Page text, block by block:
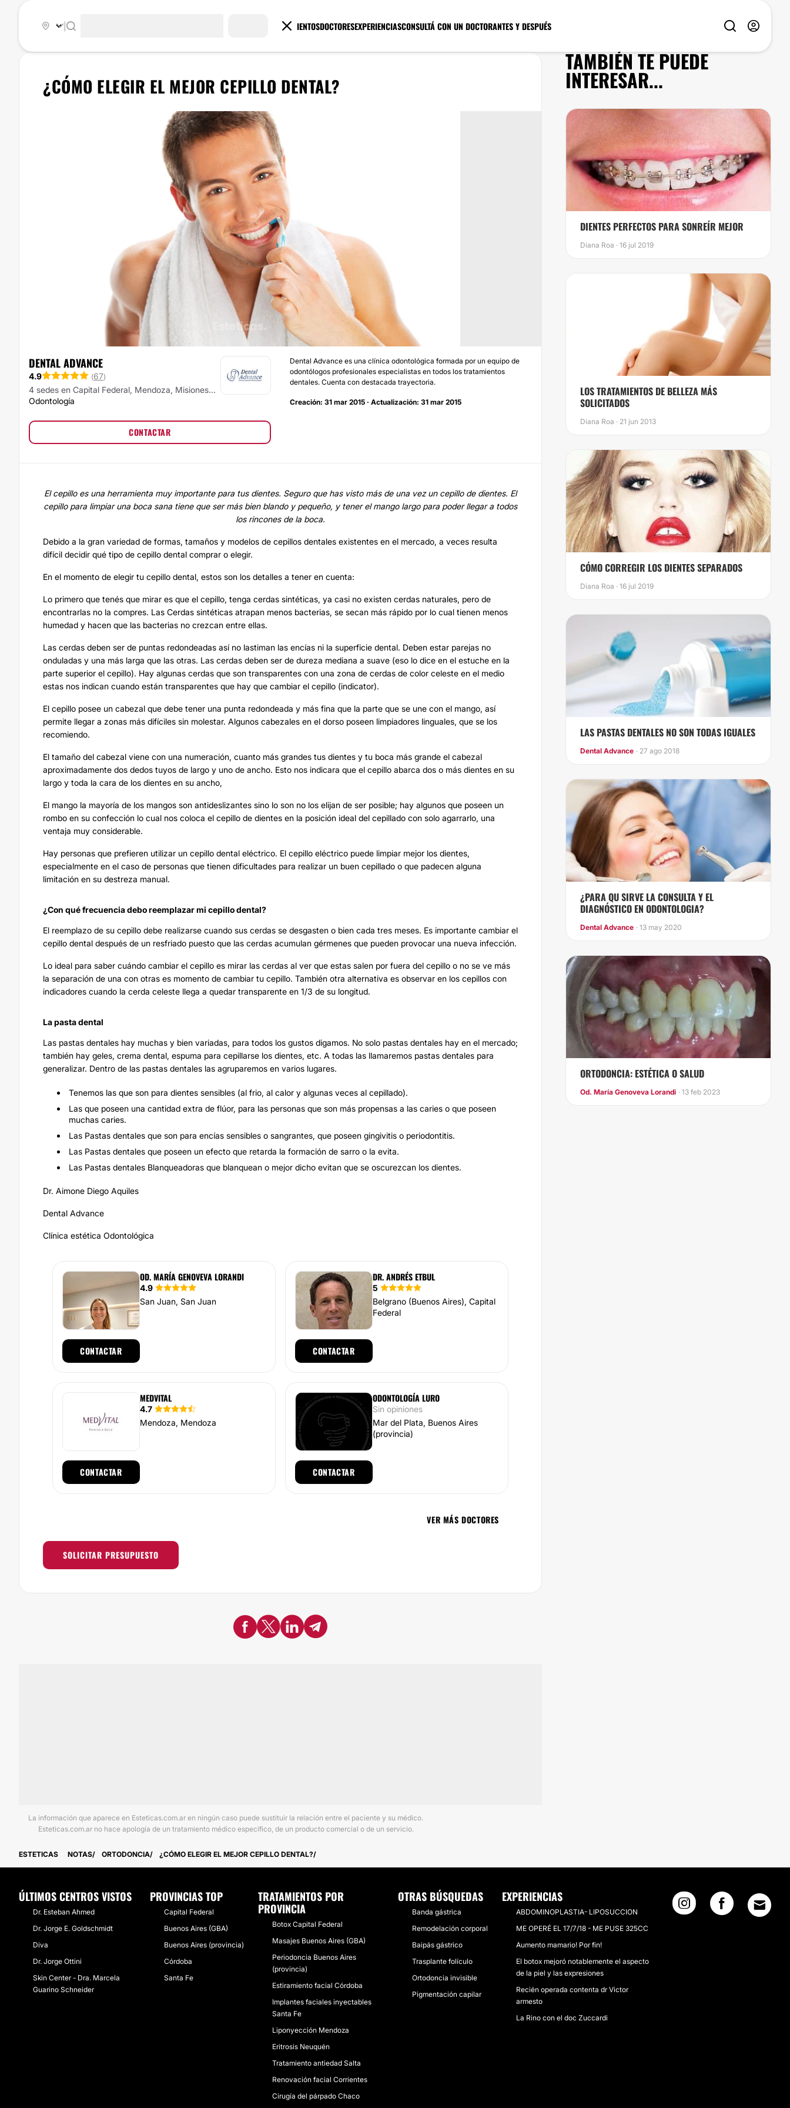
TRATAMIENTOSDOCTORESEXPERIENCIASCONSULTÁ CON UN DOCTORANTES Y DESPUÉS
¿CÓMO ELEGIR EL MEJOR CEPILLO DENTAL?
DENTAL ADVANCE
4.9 (67)
4 sedes en Capital Federal, Mendoza, Misiones...
Odontología
CONTACTAR
Dental Advance es una clínica odontológica formada por un equipo de
odontólogos profesionales especialistas en todos los tratamientos
dentales. Cuenta con destacada trayectoria.
Creación: 31 mar 2015 · Actualización: 31 mar 2015
El cepillo es una herramienta muy importante para tus dientes. Seguro que has visto más de una vez un cepillo de dientes. El
cepillo para limpiar una boca sana tiene que ser más bien blando y pequeño, y tener el mango largo para poder llegar a todos
los rincones de la boca.
Debido a la gran variedad de formas, tamaños y modelos de cepillos dentales existentes en el mercado, a veces resulta
difícil decidir qué tipo de cepillo dental comprar o elegir.
En el momento de elegir tu cepillo dental, estos son los detalles a tener en cuenta:
Lo primero que tenés que mirar es que el cepillo, tenga cerdas sintéticas, ya casi no existen cerdas naturales, pero de
encontrarlas no la compres. Las Cerdas sintéticas atrapan menos bacterias, se secan más rápido por lo cual tienen menos
humedad y hacen que las bacterias no crezcan entre ellas.
Las cerdas deben ser de puntas redondeadas así no lastiman las encías ni la superficie dental. Deben estar parejas no
onduladas y una más larga que las otras. Las cerdas deben ser de dureza mediana a suave (eso lo dice en el estuche en la
parte superior el cepillo). Hay algunas cerdas que son transparentes con una zona de cerdas de color celeste en el medio
estas nos indican cuando están transparentes que hay que cambiar el cepillo (indicator).
El cepillo posee un cabezal que debe tener una punta redondeada y más fina que la parte que se une con el mango, así
permite llegar a zonas más difíciles sin molestar. Algunos cabezales en el dorso poseen limpiadores linguales, que se los
recomiendo.
El tamaño del cabezal viene con una numeración, cuanto más grandes tus dientes y tu boca más grande el cabezal
aproximadamente dos dedos tuyos de largo y uno de ancho. Esto nos indicara que el cepillo abarca dos o más dientes en su
largo y toda la cara de los dientes en su ancho,
El mango la mayoría de los mangos son antideslizantes sino lo son no los elijan de ser posible; hay algunos que poseen un
rombo en su confección lo cual nos coloca el cepillo de dientes en la posición ideal del cepillado con solo agarrarlo, una
ventaja muy considerable.
Hay personas que prefieren utilizar un cepillo dental eléctrico. El cepillo eléctrico puede limpiar mejor los dientes,
especialmente en el caso de personas que tienen dificultades para realizar un buen cepillado o que padecen alguna
limitación en su destreza manual.
¿Con qué frecuencia debo reemplazar mi cepillo dental?
El reemplazo de su cepillo debe realizarse cuando sus cerdas se desgasten o bien cada tres meses. Es importante cambiar el
cepillo dental después de un resfriado puesto que las cerdas acumulan gérmenes que pueden provocar una nueva infección.
Lo ideal para saber cuándo cambiar el cepillo es mirar las cerdas al ver que estas salen por fuera del cepillo o no se ve más
la separación de una con otras es momento de cambiar tu cepillo. También otra alternativa es observar en los cepillos con
indicadores cuando la cerda celeste llega a quedar transparente en 1/3 de su longitud.
La pasta dental
Las pastas dentales hay muchas y bien variadas, para todos los gustos digamos. No solo pastas dentales hay en el mercado;
también hay geles, crema dental, espuma para cepillarse los dientes, etc. A todas las llamaremos pastas dentales para
generalizar. Dentro de las pastas dentales las agruparemos en varios lugares.
Tenemos las que son para dientes sensibles (al frio, al calor y algunas veces al cepillado).
Las que poseen una cantidad extra de flúor, para las personas que son más propensas a las caries o que poseen
muchas caries.
Las Pastas dentales que son para encías sensibles o sangrantes, que poseen gingivitis o periodontitis.
Las Pastas dentales que poseen un efecto que retarda la formación de sarro o la evita.
Las Pastas dentales Blanqueadoras que blanquean o mejor dicho evitan que se oscurezcan los dientes.
Dr. Aimone Diego Aquiles
Dental Advance
Clínica estética Odontológica
OD. MARÍA GENOVEVA LORANDI
4.9
San Juan, San Juan
CONTACTAR
DR. ANDRÉS ETBUL
5
Belgrano (Buenos Aires), Capital
Federal
CONTACTAR
MEDVITAL
4.7
Mendoza, Mendoza
CONTACTAR
ODONTOLOGÍA LURO
Sin opiniones
Mar del Plata, Buenos Aires
(provincia)
CONTACTAR
VER MÁS DOCTORES
SOLICITAR PRESUPUESTO
La información que aparece en Esteticas.com.ar en ningún caso puede sustituir la relación entre el paciente y su médico.
Esteticas.com.ar no hace apología de un tratamiento médico específico, de un producto comercial o de un servicio.
TAMBIÉN TE PUEDE
INTERESAR...
DIENTES PERFECTOS PARA SONREÍR MEJOR
Diana Roa · 16 jul 2019
LOS TRATAMIENTOS DE BELLEZA MÁS
SOLICITADOS
Diana Roa · 21 jun 2013
CÓMO CORREGIR LOS DIENTES SEPARADOS
Diana Roa · 16 jul 2019
LAS PASTAS DENTALES NO SON TODAS IGUALES
Dental Advance · 27 ago 2018
¿PARA QU SIRVE LA CONSULTA Y EL
DIAGNÓSTICO EN ODONTOLOGIA?
Dental Advance · 13 may 2020
ORTODONCIA: ESTÉTICA O SALUD
Od. María Genoveva Lorandi · 13 feb 2023
ESTETICAS NOTAS ORTODONCIA ¿CÓMO ELEGIR EL MEJOR CEPILLO DENTAL?
ÚLTIMOS CENTROS VISTOS
Dr. Esteban Ahmed
Dr. Jorge E. Goldschmidt
Diva
Dr. Jorge Ottini
Skin Center - Dra. Marcela
Guarino Schneider
PROVINCIAS TOP
Capital Federal
Buenos Aires (GBA)
Buenos Aires (provincia)
Córdoba
Santa Fe
TRATAMIENTOS POR
PROVINCIA
Botox Capital Federal
Masajes Buenos Aires (GBA)
Periodoncia Buenos Aires
(provincia)
Estiramiento facial Córdoba
Implantes faciales inyectables
Santa Fe
Liponyección Mendoza
Eritrosis Neuquén
Tratamiento antiedad Salta
Renovación facial Corrientes
Cirugía del párpado Chaco
OTRAS BÚSQUEDAS
Banda gástrica
Remodelación corporal
Baipás gástrico
Trasplante folículo
Ortodoncia invisible
Pigmentación capilar
EXPERIENCIAS
ABDOMINOPLASTIA- LIPOSUCCION
ME OPERÉ EL 17/7/18 - ME PUSE 325CC
Aumento mamario! Por fin!
El botox mejoró notablemente el aspecto
de la piel y las expresiones
Recién operada contenta dr Victor
armesto
La Rino con el doc Zuccardi